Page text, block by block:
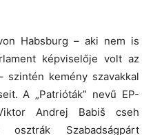
Habsburg – aki nem is
képviselője volt az
szintén kemény szavakkal
A „Patrióták” nevű EP-
Andrej Babiš cseh
Szabadságpárt